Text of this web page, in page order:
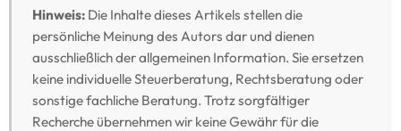
Hinweis:Die Inhalte dieses Artikels stellen die
persönliche Meinung des Autors dar und dienen
ausschließlich der allgemeinen Information. Sie ersetzen
keine individuelle Steuerberatung, Rechtsberatung oder
sonstige fachliche Beratung. Trotz sorgfältiger
Recherche übernehmen wir keine Gewähr für die